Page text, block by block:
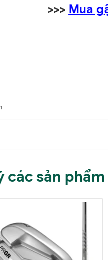
>>> Mua
các sản